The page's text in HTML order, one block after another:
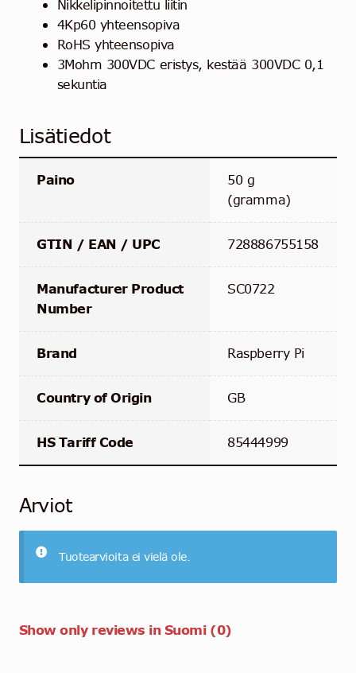
Nikkelipinnoitettu liitin
4Kp60 yhteensopiva
RoHS yhteensopiva
3Mohm 300VDC eristys, kestää 300VDC 0,1
sekuntia
Lisätiedot
Paino
50 g
(gramma)
GTIN / EAN / UPC 728886755158
Manufacturer Product
Number
SC0722
Brand Raspberry Pi
Country of Origin GB
HS Tariff Code 85444999
Arviot
Tuotearvioita ei vielä ole.
Show only reviews in Suomi (0)